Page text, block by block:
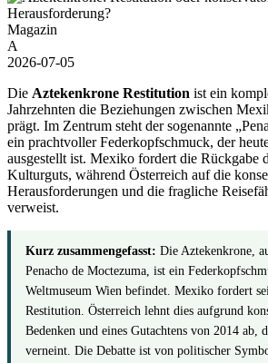
Magazin
A
2026-07-05
Die Aztekenkrone Restitution ist ein
Jahrzehnten die Beziehungen zwischen
prägt. Im Zentrum steht der sogenannte
ein prachtvoller Federkopfschmuck, der
ausgestellt ist. Mexiko fordert die Rückgabe
Kulturguts, während Österreich auf die
Herausforderungen und die fragliche
verweist.
Kurz zusammengefasst: Die Aztekenkrone,
Penacho de Moctezuma, ist ein
Weltmuseum Wien befindet. Mexiko fordert
Restitution. Österreich lehnt dies aufgrund
Bedenken und eines Gutachtens von 2014 ab,
verneint. Die Debatte ist von politischer